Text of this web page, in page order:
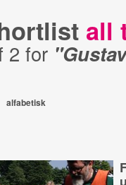
all
2 for
alfabetisk